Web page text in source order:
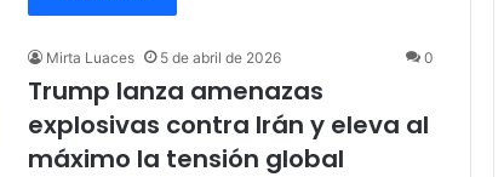
Mirta Luaces 5 de abril de 2026 0
Trump lanza amenazas
explosivas contra Irán y eleva al
máximo la tensión global